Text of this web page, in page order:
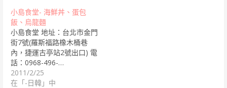
小島食堂- 海鮮丼、蛋包
飯、烏龍麵
小島食堂 地址：台北市金門
街7號(羅斯福路橡木桶巷
內，捷運古亭站2號出口) 電
話：0968-496-…
2011/2/25
在「-日韓」中